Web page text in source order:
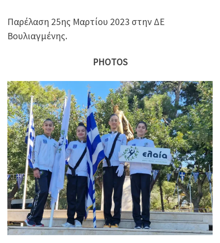
Παρέλαση 25ης Μαρτίου 2023 στην ΔΕ
Βουλιαγμένης.
PHOTOS